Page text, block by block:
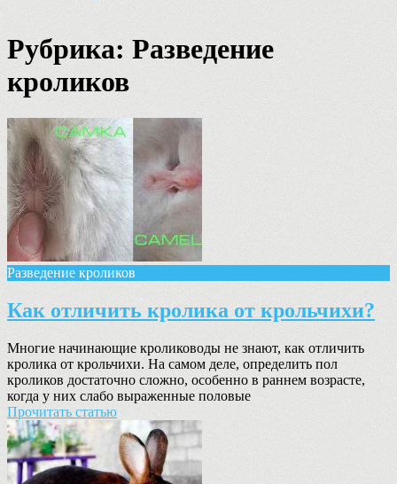
Рубрика: Разведение
кроликов
Разведение кроликов
Как отличить кролика от крольчихи?
Многие начинающие кролиководы не знают, как отличить
кролика от крольчихи. На самом деле, определить пол
кроликов достаточно сложно, особенно в раннем возрасте,
когда у них слабо выраженные половые
Прочитать статью